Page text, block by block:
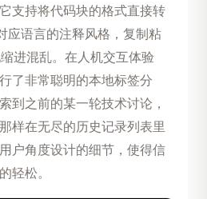
支持将代码块的格式直接转
语言的注释风格，复制粘
进混乱。在人机交互体验
了非常聪明的本地标签分
到之前的某一轮技术讨论，
样在无尽的历史记录列表里
户角度设计的细节，使得信
轻松。